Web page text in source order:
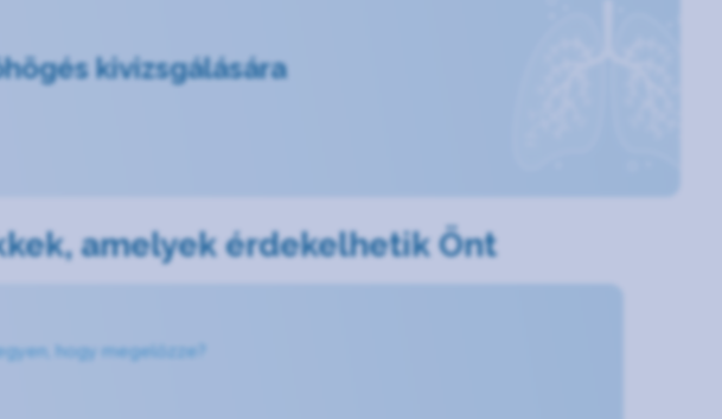
kivizsgálására
amelyek érdekelhetik Önt
hogy megelőzze?